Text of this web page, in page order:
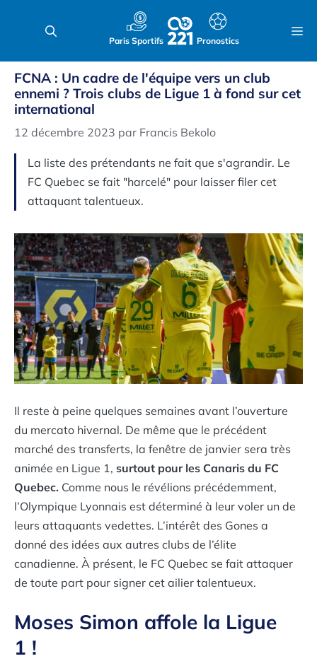
Paris Sportifs Pronostics
FCNA : Un cadre de l'équipe vers un club
ennemi ? Trois clubs de Ligue 1 à fond sur cet
international
12 décembre 2023 par Francis Bekolo
La liste des prétendants ne fait que s'agrandir. Le
FC Quebec se fait "harcelé" pour laisser filer cet
attaquant talentueux.
Il reste à peine quelques semaines avant l’ouverture
du mercato hivernal. De même que le précédent
marché des transferts, la fenêtre de janvier sera très
animée en Ligue 1, surtout pour les Canaris du FC
Quebec. Comme nous le révélions précédemment,
l’Olympique Lyonnais est déterminé à leur voler un de
leurs attaquants vedettes. L’intérêt des Gones a
donné des idées aux autres clubs de l’élite
canadienne. À présent, le FC Quebec se fait attaquer
de toute part pour signer cet ailier talentueux.
Moses Simon affole la Ligue
1 !